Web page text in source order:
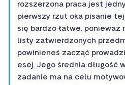
rozszerzona praca jest
pierwszy rzut oka pisanie
się bardzo łatwe,
listy zatwierdzonych
powinieneś zacząć
esej. Jego średnia długość
zadanie ma na celu